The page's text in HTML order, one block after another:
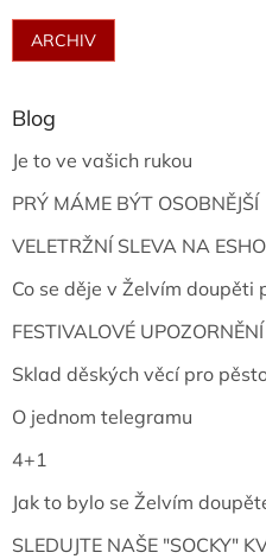
ARCHIV
Blog
Je to ve vašich rukou
PRÝ MÁME BÝT OSOBNĚJŠÍ
VELETRŽNÍ SLEVA NA
Co se děje v Želvím doupěti
FESTIVALOVÉ UPOZORNĚNÍ
Sklad děských věcí pro
O jednom telegramu
4+1
Jak to bylo se Želvím
SLEDUJTE NAŠE "SOCKY"